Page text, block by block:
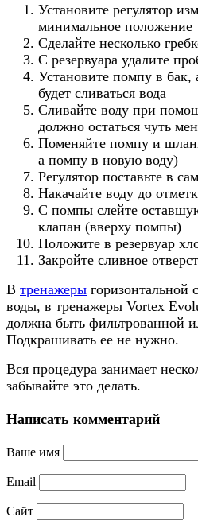
Установите регулятор
минимальное положение
Сделайте несколько
С резервуара удалите
Установите помпу в бак,
будет сливаться вода
Сливайте воду при
должно остаться чуть
Поменяйте помпу и
а помпу в новую воду)
Регулятор поставьте в
Накачайте воду до
С помпы слейте
клапан (вверху помпы)
Положите в резервуар
Закройте сливное
В тренажеры горизонтальной
воды, в тренажеры Vortex
должна быть фильтрованной
Подкрашивать ее не нужно.
Вся процедура занимает
забывайте это делать.
Написать комментарий
Ваше имя
Email
Сайт